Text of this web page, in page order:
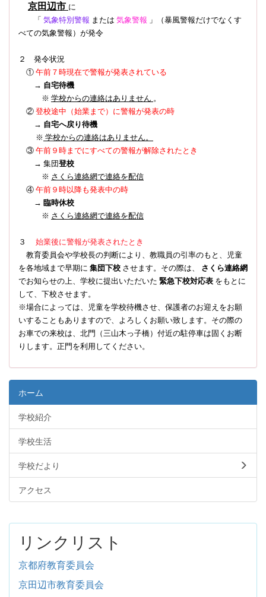
京田辺市 に
「 気象特別警報 または 気象警報 」（暴風警報だけでなくす
べての気象警報） が発令
２ 発令状況
① 午前７時現在で警報が発表されている
→ 自宅待機
※ 学校からの連絡はありません 。
② 登校途中（始業まで）に警報が発表の時
→ 自宅へ戻り待機
※ 学校からの連絡はありません。
③ 午前９時までにすべての警報が解除されたとき
→ 集団登校
※ さくら連絡網で連絡を配信
④ 午前９時以降も発表中の時
→ 臨時休校
※ さくら連絡網で連絡を配信
３ 始業後に警報が発表されたとき
教育委員会や学校長の判断により、教職員の引率のもと、児童
を各地域まで早期に 集団下校 させます。その際は、 さくら連絡網
でお知らせの上、学校に提出いただいた 緊急下校対応表 をもとに
して、下校させます。
※場合によっては、児童を学校待機させ、保護者のお迎えをお願
いすることもありますので、よろしくお願い致します。その際の
お車での来校は、北門（三山木っ子橋）付近の駐停車は固くお断
りします。正門を利用してください。
ホーム
学校紹介
学校生活
学校だより
アクセス
リンクリスト
京都府教育委員会
京田辺市教育委員会